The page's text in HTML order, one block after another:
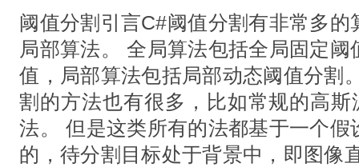
阈值分割引言C#阈值分割有非常多
局部算法。 全局算法包括全局固定
值，局部算法包括局部动态阈值分割
割的方法也有很多，比如常规的高
法。 但是这类所有的法都基于一个
的，待分割目标处于背景中，即图像